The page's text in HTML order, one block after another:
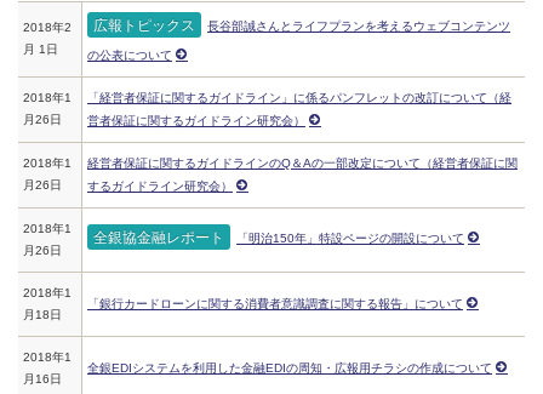
2018年2
月 1日
広報トピックス 長谷部誠さんとライフプランを考えるウェブコンテンツ
の公表について
2018年1
月26日
「経営者保証に関するガイドライン」に係るパンフレットの改訂について（経
営者保証に関するガイドライン研究会）
2018年1
月26日
経営者保証に関するガイドラインのQ＆Aの一部改定について（経営者保証に関
するガイドライン研究会）
2018年1
月26日
全銀協金融レポート 「明治150年」特設ページの開設について
2018年1
月18日
「銀行カードローンに関する消費者意識調査に関する報告」について
2018年1
月16日
全銀EDIシステムを利用した金融EDIの周知・広報用チラシの作成について